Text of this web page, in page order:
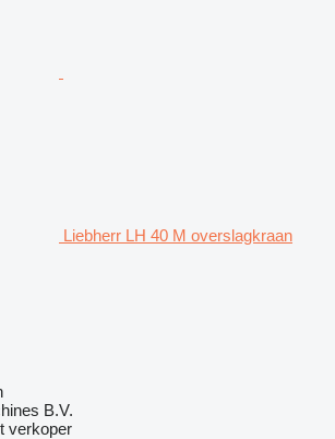
Liebherr LH 40 M overslagkraan
B.V.
verkoper